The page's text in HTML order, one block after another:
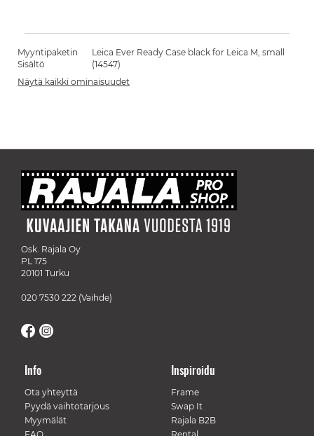
Myyntipaketin
Sisältö
Leica Ever Ready Case black for Leica M, small
(14547)
Näytä kaikki ominaisuudet
Osk. Rajala Oy
PL 175
20101 Turku
020 7530 222 (Vaihde)
Info
Ota yhteyttä
Pyydä vaihtotarjous
Myymälät
Inspiroidu
Frame
Swap It
Rajala B2B